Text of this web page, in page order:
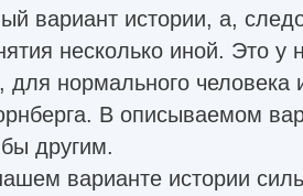
вариант истории, а,
несколько иной. Это у
нормального человека
В описываемом
другим.
варианте истории